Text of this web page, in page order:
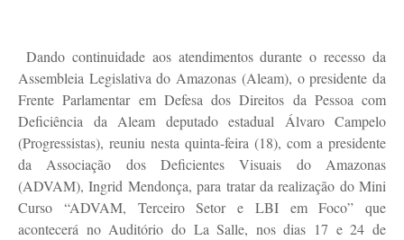
Dando continuidade aos atendimentos durante o recesso da
Assembleia Legislativa do Amazonas (Aleam), o presidente da
Frente Parlamentar em Defesa dos Direitos da Pessoa com
Deficiência da Aleam deputado estadual Álvaro Campelo
(Progressistas), reuniu nesta quinta-feira (18), com a presidente
da Associação dos Deficientes Visuais do Amazonas
(ADVAM), Ingrid Mendonça, para tratar da realização do Mini
Curso “ADVAM, Terceiro Setor e LBI em Foco” que
acontecerá no Auditório do La Salle, nos dias 17 e 24 de